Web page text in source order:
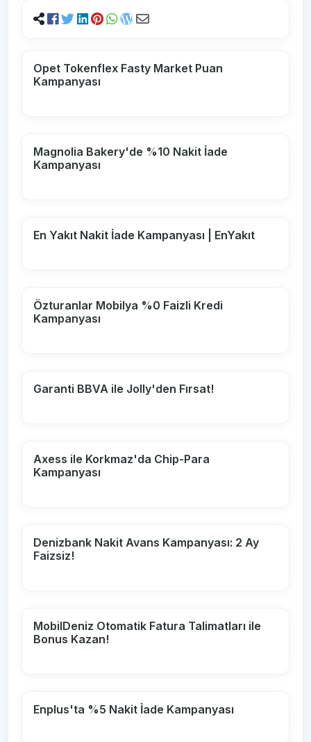
Opet Tokenflex Fasty Market Puan
Kampanyası
Magnolia Bakery'de %10 Nakit İade
Kampanyası
En Yakıt Nakit İade Kampanyası | EnYakıt
Özturanlar Mobilya %0 Faizli Kredi
Kampanyası
Garanti BBVA ile Jolly'den Fırsat!
Axess ile Korkmaz'da Chip-Para
Kampanyası
Denizbank Nakit Avans Kampanyası: 2 Ay
Faizsiz!
MobilDeniz Otomatik Fatura Talimatları ile
Bonus Kazan!
Enplus'ta %5 Nakit İade Kampanyası